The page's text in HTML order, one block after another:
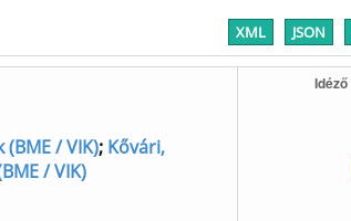
XML JSON
/ VIK); Kővári,
/ VIK)